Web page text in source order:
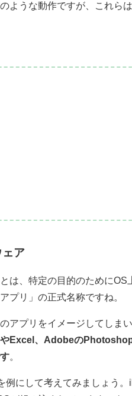
ような動作ですが、これら
ェア
は、特定の目的のために
プリ」の正式名称ですね。
アプリをイメージしてしまい
Excel、Adobeの
。
にして考えてみましょう。